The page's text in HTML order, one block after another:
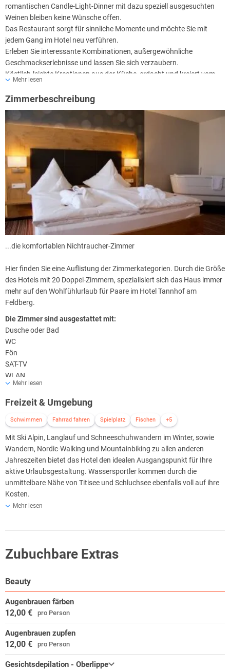
romantischen Candle-Light-Dinner mit dazu speziell ausgesuchten
Weinen bleiben keine Wünsche offen.
Das Restaurant sorgt für sinnliche Momente und möchte Sie mit
jedem Gang im Hotel neu verführen.
Erleben Sie interessante Kombinationen, außergewöhnliche
Geschmackserlebnisse und lassen Sie sich verzaubern.
Köstlich-leichte Kreationen aus der Küche, erdacht und kreiert vom
Das Restaurant bleibt Sonntagabends geschlossen,
Nachmittagsimbiss und kein Abendessen gibt.
Mehr lesen
Zimmerbeschreibung
...die komfortablen Nichtraucher-Zimmer
Hier finden Sie eine Auflistung der Zimmerkategorien. Durch die Größe
des Hotels mit 20 Doppel-Zimmern, spezialisiert sich das Haus immer
mehr auf den Wohlfühlurlaub für Paare im Hotel Tannhof am
Feldberg.
Die Zimmer sind ausgestattet mit:
Dusche oder Bad
WC
Fön
SAT-TV
WLAN
Minibar
Safe
Terrasse oder Balkon (Romantik-Zimmer)
Mehr lesen
Freizeit & Umgebung
Schwimmen Fahrrad fahren Spielplatz Fischen +5
Mit Ski Alpin, Langlauf und Schneeschuhwandern im Winter, sowie
Wandern, Nordic-Walking und Mountainbiking zu allen anderen
Jahreszeiten bietet das Hotel den idealen Ausgangspunkt für Ihre
aktive Urlaubsgestaltung. Wassersportler kommen durch die
unmittelbare Nähe von Titisee und Schluchsee ebenfalls voll auf ihre
Kosten.
Ein bestens ausgeschildertes Netz von Wanderwegen, lässt keine
antreten.
Mountainbiking im Schwarzwald:
Von leicht bis anspruchsvoll decken die über 200 Kilometer
ausgeschilderten Touren-Strecken zwischen Feldberg, Titisee und
Schluchsee alle Schwierigkeitsstufen ab. Eine Mountainbiker-Karte
Mehr lesen
Zubuchbare Extras
Beauty
Augenbrauen färben
12,00 € pro Person
Augenbrauen zupfen
12,00 € pro Person
Gesichtsdepilation - Oberlippe